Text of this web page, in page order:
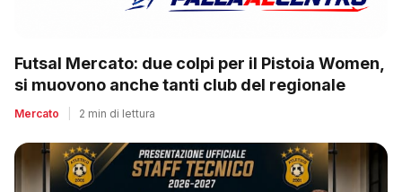
Futsal Mercato: due colpi per il Pistoia Women,
si muovono anche tanti club del regionale
Mercato 2 min di lettura